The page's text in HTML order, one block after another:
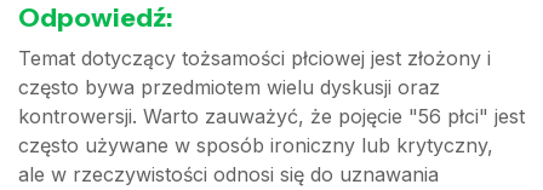
Odpowiedź:
Temat dotyczący tożsamości płciowej jest złożony i
często bywa przedmiotem wielu dyskusji oraz
kontrowersji. Warto zauważyć, że pojęcie "56 płci" jest
często używane w sposób ironiczny lub krytyczny,
ale w rzeczywistości odnosi się do uznawania